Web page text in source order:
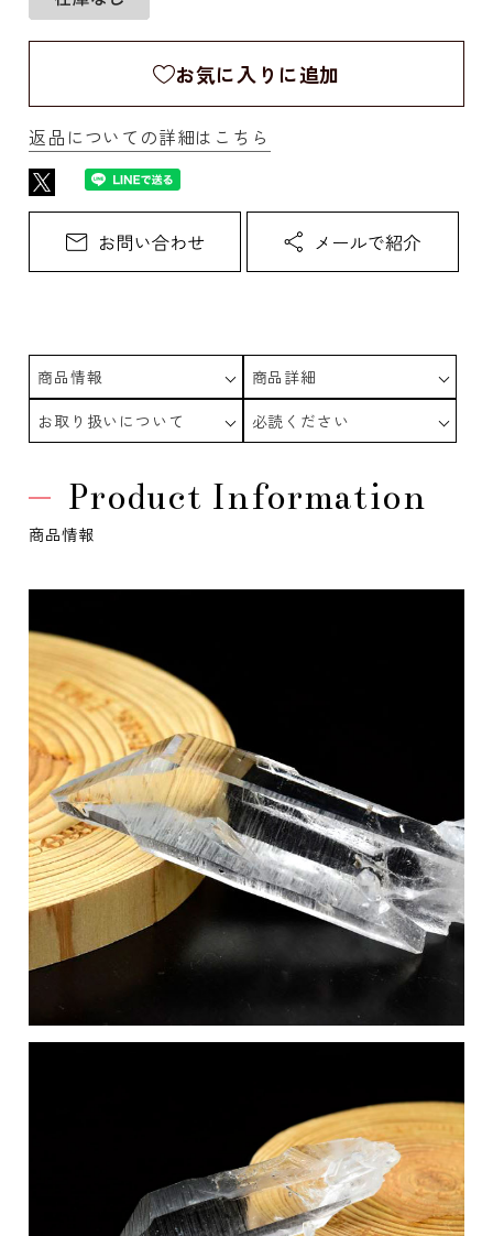
お気に入りに追加
返品についての詳細はこちら
商品情報
商品詳細
お取り扱いについて
必読ください
Product Information
商品情報